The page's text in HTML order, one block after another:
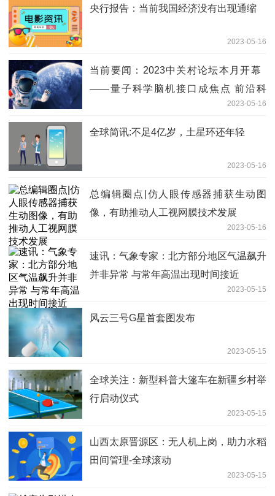
央行报告：当前我国经济没有出现通缩
2023-05-16
当前要闻：2023中关村论坛本月开幕
——量子科学脑机接口成焦点 前沿科
2023-05-16
全球简讯:不足4亿岁，土星环还年轻
2023-05-16
总编辑圈点|仿人眼传感器捕获生动图
像，有助推动人工视网膜技术发展
2023-05-16
速讯：气象专家：北方部分地区气温飙升
并非异常 与常年高温出现时间接近
2023-05-15
风云三号G星首套图发布
2023-05-15
全球关注：新型科普大篷车在新疆乡村举
行启动仪式
2023-05-15
山西太原晋源区：无人机上岗，助力水稻
田间管理-全球滚动
2023-05-15